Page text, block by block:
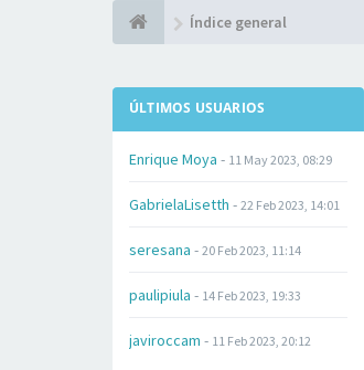
Índice general
ÚLTIMOS USUARIOS
Enrique Moya - 11 May 2023, 08:29
GabrielaLisetth - 22 Feb 2023, 14:01
seresana - 20 Feb 2023, 11:14
paulipiula - 14 Feb 2023, 19:33
javiroccam - 11 Feb 2023, 20:12